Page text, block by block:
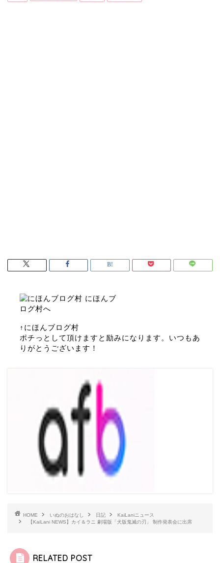
↑にほんブログ村
ポチっとして頂けますと励みになります。いつもあ
りがとうございます！
HOME いぬのおはなし 日記
KaiLaniニュース
【KaiLani NEWS】カイ＆ラニ 劇場版「犬版鬼滅の刃」 制作発表会に出席
RELATED POST